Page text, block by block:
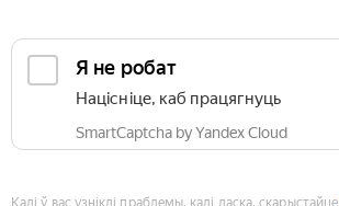
Я не робат
Націсніце, каб працягнуць
SmartCaptcha by Yandex Cloud
Калі ў вас узніклі праблемы, калі ласка, скарыстайце